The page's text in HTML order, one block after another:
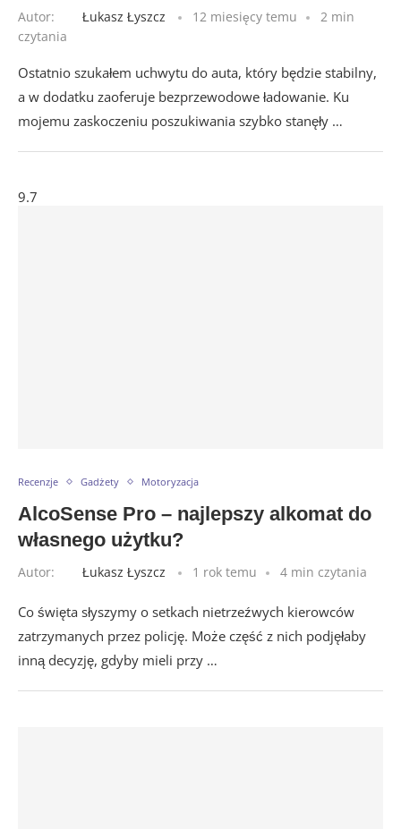
Autor: Łukasz Łyszcz 12 miesięcy temu
2 min
czytania
Ostatnio szukałem uchwytu do auta, który będzie stabilny,
a w dodatku zaoferuje bezprzewodowe ładowanie. Ku
mojemu zaskoczeniu poszukiwania szybko stanęły …
9.7
Recenzje Gadżety Motoryzacja
AlcoSense Pro – najlepszy alkomat do
własnego użytku?
Autor: Łukasz Łyszcz 1 rok temu 4 min czytania
Co święta słyszymy o setkach nietrzeźwych kierowców
zatrzymanych przez policję. Może część z nich podjęłaby
inną decyzję, gdyby mieli przy …